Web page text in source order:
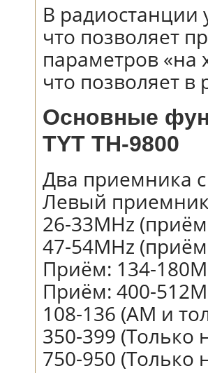
В
что позволяет
параметров «на
что позволяет
Основные
TYT TH-9800
Два приемника
Левый
26-33MHz
47-54MHz
Приём: 134-
Приём: 400-
108-136 (AM и
350-399 (Только
750-950 (Только